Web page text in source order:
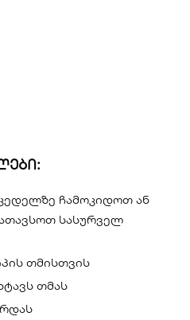
ჩამოკიდოთ ან
სასურველ
თმისთვის
თმას